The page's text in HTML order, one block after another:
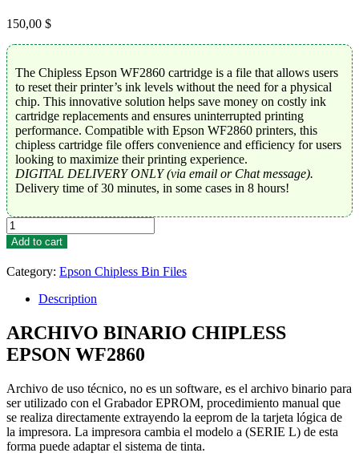
150,00 $
The Chipless Epson WF2860 cartridge is a file that allows users
to reset their printer’s ink levels without the need for a physical
chip. This innovative solution helps save money on costly ink
cartridge replacements and ensures uninterrupted printing
performance. Compatible with Epson WF2860 printers, this
chipless cartridge file offers convenience and efficiency for users
looking to maximize their printing experience.
DIGITAL DELIVERY ONLY (via email or Chat message).
Delivery time of 30 minutes, in some cases in 8 hours!
Chipless
Epson
WF2860
Firmware
Archive
quantity
Add to cart
Category: Epson Chipless Bin Files
Description
ARCHIVO BINARIO CHIPLESS
EPSON WF2860
Archivo de uso técnico, no es un software, es el archivo binario para
ser utilizado con el Grabador EPROM, procedimiento manual que
se realiza directamente extrayendo la eeprom de la tarjeta lógica de
la impresora. La impresora cambia el modelo a (SERIE L) de esta
forma puede adaptar el sistema de tinta.